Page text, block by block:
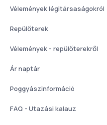
Vélemények légitársaságokról
Repülőterek
Vélemények - repülőterekről
Ár naptár
Poggyászinformáció
FAQ - Utazási kalauz